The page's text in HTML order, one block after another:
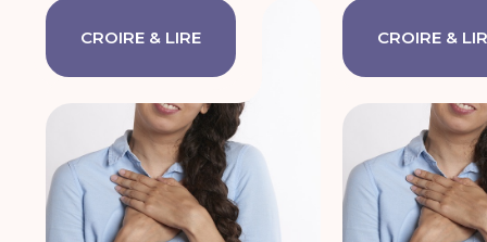
CROIRE & LIRE CROIRE &